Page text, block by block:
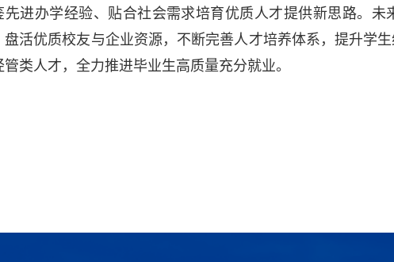
先进办学经验、贴合社会需求培育优质人才提供新思路。未
盘活优质校友与企业资源，不断完善人才培养体系，提升学
管类人才，全力推进毕业生高质量充分就业。